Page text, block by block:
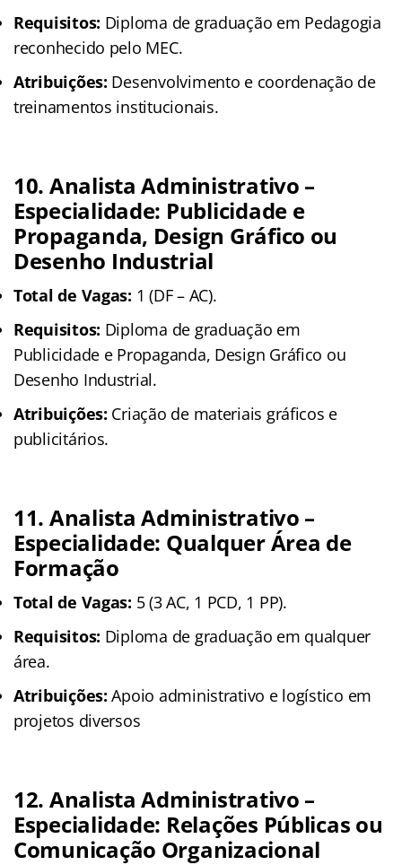
Requisitos: Diploma de graduação em Pedagogia
reconhecido pelo MEC.
Atribuições: Desenvolvimento e coordenação de
treinamentos institucionais.
10. Analista Administrativo –
Especialidade: Publicidade e
Propaganda, Design Gráfico ou
Desenho Industrial
Total de Vagas: 1 (DF – AC).
Requisitos: Diploma de graduação em
Publicidade e Propaganda, Design Gráfico ou
Desenho Industrial.
Atribuições: Criação de materiais gráficos e
publicitários.
11. Analista Administrativo –
Especialidade: Qualquer Área de
Formação
Total de Vagas: 5 (3 AC, 1 PCD, 1 PP).
Requisitos: Diploma de graduação em qualquer
área.
Atribuições: Apoio administrativo e logístico em
projetos diversos
12. Analista Administrativo –
Especialidade: Relações Públicas ou
Comunicação Organizacional